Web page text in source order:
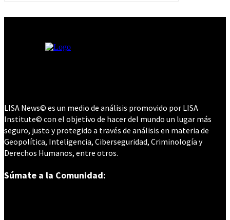
LISA News© es un medio de análisis promovido por LISA
Institute© con el objetivo de hacer del mundo un lugar más
seguro, justo y protegido a través de análisis en materia de
Geopolítica, Inteligencia, Ciberseguridad, Criminología y
Derechos Humanos, entre otros.
Súmate a la Comunidad: